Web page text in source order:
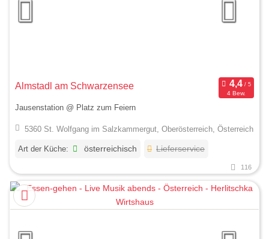
Almstadl am Schwarzensee
4 Bew.
Jausenstation @ Platz zum Feiern
5360 St. Wolfgang im Salzkammergut, Oberösterreich, Österreich
Art der Küche: österreichisch Lieferservice
116